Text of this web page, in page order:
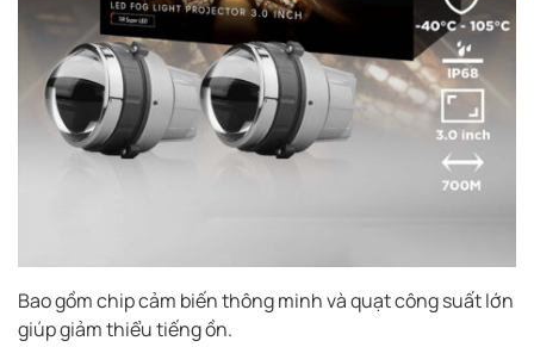
Bao gồm chip cảm biến thông minh và quạt công suất lớn
giúp giảm thiểu tiếng ồn.